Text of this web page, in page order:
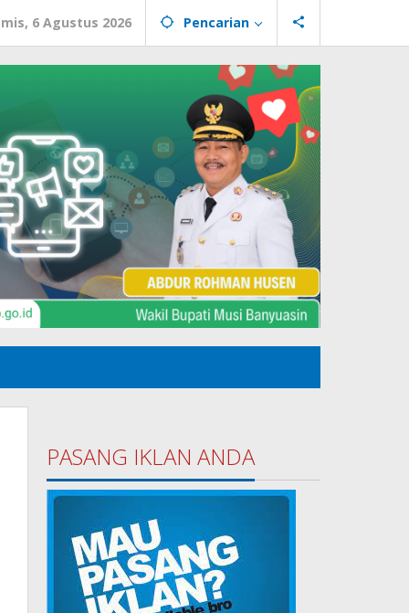
6 Agustus 2026 Pencarian
PASANG IKLAN ANDA